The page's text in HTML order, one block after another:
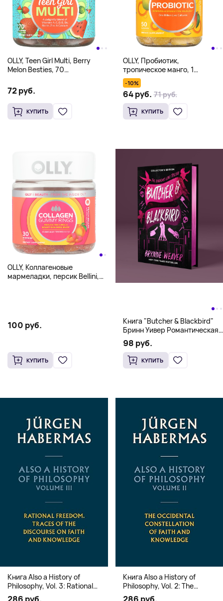
OLLY, Teen Girl Multi, Berry
Melon Besties, 70
72 руб.
КУПИТЬ
OLLY, Пробиотик,
тропическое манго, 1
миллиард живых культур, 50
жевательных таблеток
-10%
64 руб. 71 руб.
КУПИТЬ
OLLY, Коллагеновые
мармеладки, персик Bellini,
100 руб.
КУПИТЬ
Книга "Butcher & Blackbird"
Бринн Уивер Романтическая
комедия о серийных убийцах
(18+)
98 руб.
КУПИТЬ
Книга Also a History of
Philosophy, Vol. 3: Rational
Freedom. Traces of the
Книга Also a History of
Philosophy, Vol. 2: The
Occidental Constellation of